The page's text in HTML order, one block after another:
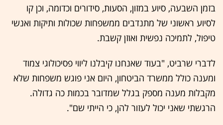
בזמן השבעה, סיוע במזון, הסעות, סידורים וכדומה, וכן קו
לסיוע ראשוני של מתנדבים ממשפחות שכולות ותיקות ואנשי
טיפול, לתמיכה נפשית ואוזן קשבת.
לדברי שרביט, "בעוד שאנחנו קיבלנו ליווי פסיכולוגי צמוד
ומענה כולל ממשרד הביטחון, היום אני פוגש משפחות שלא
מקבלות מענה מספק בגלל שמדובר בכמות כה גדולה.
הרגשתי שאני יכול לעזור להן, כי הייתי שם".